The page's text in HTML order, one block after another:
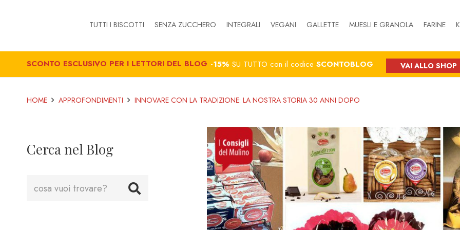
TUTTI I BISCOTTI SENZA ZUCCHERO INTEGRALI VEGANI GALLETTE MUESLI E GRANOLA FARINE
SCONTO ESCLUSIVO PER I LETTORI DEL BLOG -15% SU TUTTO con il codice SCONTOBLOG VAI ALLO SHOP
HOME APPROFONDIMENTI INNOVARE CON LA TRADIZIONE: LA NOSTRA STORIA 30 ANNI DOPO
Cerca nel Blog